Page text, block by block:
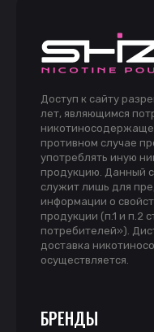
Доступ к сайту
лет, являющимся
противном случае
употреблять иную
продукцию. Данный
служит лишь для
информации о
продукции (п.1 и п.2
потребителей»).
доставка
осуществляется.
БРЕНДЫ